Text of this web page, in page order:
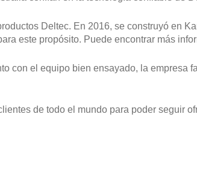
Deltec. En 2016, se construyó en
este propósito. Puede encontrar más
con el equipo bien ensayado, la empresa
de todo el mundo para poder seguir